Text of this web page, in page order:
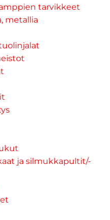
tarvikkeet
metallia
ja silmukkapultit/-